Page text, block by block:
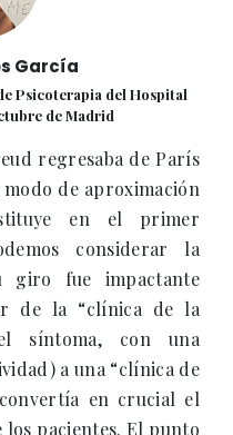
García
Psicoterapia del Hospital
de Madrid
regresaba de París
de aproximación
en el primer
considerar la
giro fue impactante
de la “clínica de la
síntoma, con una
a una “clínica de
en crucial el
pacientes. El punto